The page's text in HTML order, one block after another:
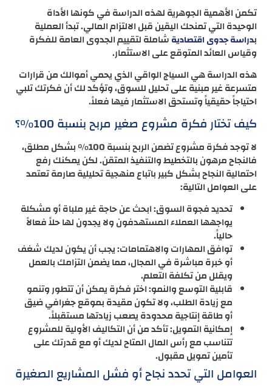
تكمن الأهمية الجوهرية لهذه الدراسة في كونها الأداة
الوحيدة التي تمنحك اليقين قبل الالتزام المالي. تبدأ العملية
بدراسة جدوى اقتصاديةشاملة لتقييم الجدوى العامة للفكرة
وقياس العائد المتوقع على الاستثمار.
هذه الدراسة هي السياج الواقي الذي يحمي أموالك من قرارات
متسرعة غير مبنية على تحليل للسوق، وتؤكد لك أن فكرتك تلبي
احتياجاً حقيقياً وتستحق الاستثمار فيها فعلاً.
كيف تختار فكرة مشروع صغير مربح بنسبة 100%؟
لا توجد فكرة مشروع تضمن الربح بنسبة 100% بشكل مطلق،
فالنجاح مرهون بالتخطيط والتنفيذ المتقن. لكن يمكنك رفع
احتمالية النجاح بشكل كبير باتباع منهجية تحليلية صارمة تعتمد
على العوامل التالية:
تحديد فجوة السوق: ابحث عن حاجة غير ملباة أو مشكلة
يواجهها العملاء المستهدفون ولا يجدون لها حلاً فعالاً
حالياً.
توافق المهارات والاهتمامات: يجب أن يكون لديك شغف
أو خبرة مباشرة في المجال، مما يضمن التزامك بالعمل
ويقلل من تكلفة التعلم.
قابلية التوسع والنمو: اختر فكرة يمكن أن تتطور وتنمو
مع زيادة الطلب، ولا تكون مقيدة بموقع جغرافي ضيق
أو طاقة إنتاجية محدودة يصعب زيادتها مستقبلاً.
إمكانية التمويل: تأكد من أن التكاليف الأولية للمشروع
تتناسب مع رأس المال المتاح لديك أو مع قدرتك على
تأمين تمويل مقبول.
العوامل التي تحدد نجاح أو فشل المشاريع الصغيرة